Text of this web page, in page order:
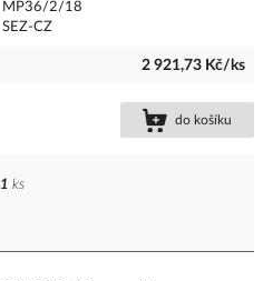
MP36/2/18
SEZ-CZ
2 921,73 Kč/ks
do košíku
1 ks